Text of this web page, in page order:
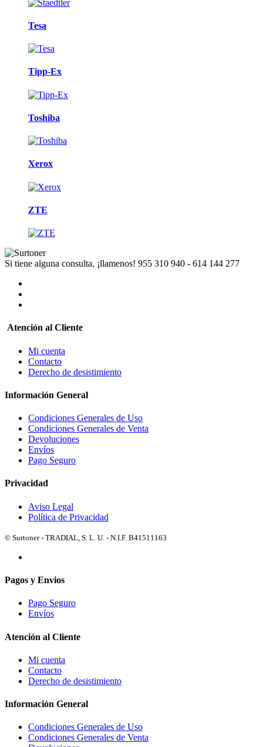
Tesa
Tipp-Ex
Toshiba
Xerox
ZTE
Si tiene alguna consulta, ¡llamenos! 955 310 940 - 614 144 277
Atención al Cliente
Mi cuenta
Contacto
Derecho de desistimiento
Información General
Condiciones Generales de Uso
Condiciones Generales de Venta
Devoluciones
Envíos
Pago Seguro
Privacidad
Aviso Legal
Política de Privacidad
© Surtoner - TRADIAL, S. L. U. - N.I.F. B41511163
Pagos y Envios
Pago Seguro
Envíos
Atención al Cliente
Mi cuenta
Contacto
Derecho de desistimiento
Información General
Condiciones Generales de Uso
Condiciones Generales de Venta